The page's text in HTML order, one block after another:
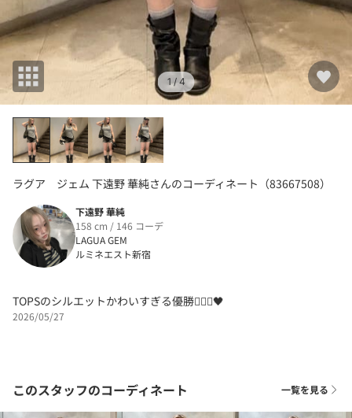
1/ 4
ラグア ジェム 下遠野 華純さんのコーディネート（83667508）
下遠野 華純
158 cm / 146 コーデ
LAGUA GEM
ルミネエスト新宿
TOPSのシルエットかわいすぎる優勝🤦🏼‍♀️🖤
2026/05/27
このスタッフのコーディネート 一覧を見る